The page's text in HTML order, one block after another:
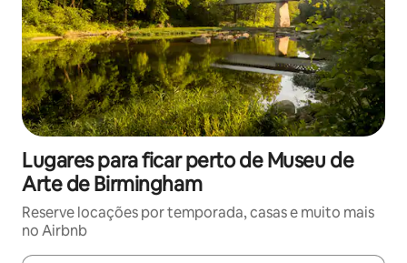
Lugares para ficar perto de Museu de
Arte de Birmingham
Reserve locações por temporada, casas e muito mais
no Airbnb